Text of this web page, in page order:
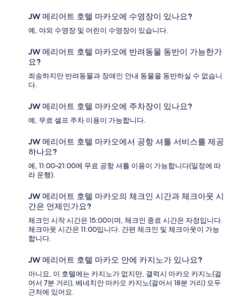
JW 메리어트 호텔 마카오에 수영장이 있나요?
예, 야외 수영장 및 어린이 수영장이 있습니다.
JW 메리어트 호텔 마카오에 반려동물 동반이 가능한가
요?
죄송하지만 반려동물과 장애인 안내 동물을 동반하실 수 없습니
다.
JW 메리어트 호텔 마카오에 주차장이 있나요?
예, 무료 셀프 주차 이용이 가능합니다.
JW 메리어트 호텔 마카오에서 공항 셔틀 서비스를 제공
하나요?
예, 11:00~21:00에 무료 공항 셔틀 이용이 가능합니다(일정에 따
라 운행).
JW 메리어트 호텔 마카오의 체크인 시간과 체크아웃 시
간은 언제인가요?
체크인 시작 시간은 15:00이며, 체크인 종료 시간은 자정입니다.
체크아웃 시간은 11:00입니다. 간편 체크인 및 체크아웃이 가능
합니다.
JW 메리어트 호텔 마카오 안에 카지노가 있나요?
아니요, 이 호텔에는 카지노가 없지만, 갤럭시 마카오 카지노(걸
어서 7분 거리), 베네치안 마카오 카지노(걸어서 18분 거리) 모두
근처에 있어요.